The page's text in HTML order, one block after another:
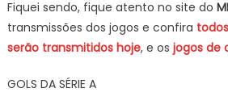
Fiquei sendo, fique atento no site do
transmissões dos jogos e confira
serão transmitidos hoje, e os jogos de
GOLS DA SÉRIE A